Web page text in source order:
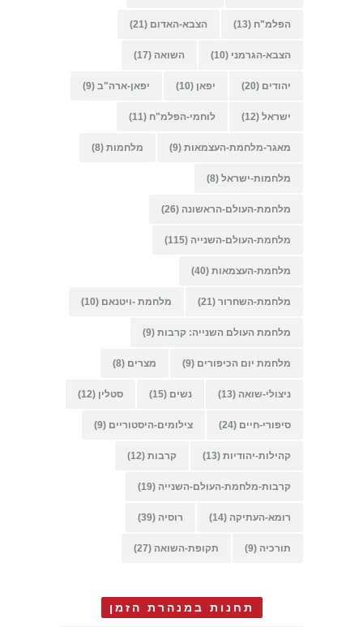
הפלמ"ח (13) הצבא-האדום (21)
הצבא-הגרמני (10) השואה (17)
יהודים (20) יפאן (10) יפאן-ארה"ב (9)
ישראל (12) לוחמי-הפלמ"ח (11)
מאגר-מלחמת-העצמאות (9) מלחמות (8)
מלחמות-ישראל (8)
מלחמת-העולם-הראשונה (26)
מלחמת-העולם-השנייה (115)
מלחמת-העצמאות (40)
מלחמת-השחרור (21) מלחמת -ויטנאם (10)
מלחמת העולם השנייה: קרבות (9)
מלחמת יום הכיפורים (9) מצרים (8)
ניצולי-שואה (13) נשים (15) סטלין (12)
סיפורי-חיים (24) צילומים-היסטוריים (9)
קהילות-יהודיות (13) קרבות (12)
קרבות-מלחמת-העולם-השנייה (19)
רומא-העתיקה (14) רוסיה (39)
תורכיה (9) תקופת-השואה (27)
תחנות במנהרת הזמן